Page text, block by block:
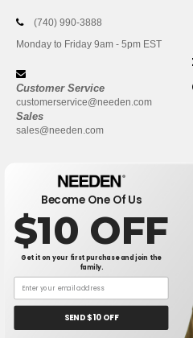
(740) 990-3888
Monday to Friday 9am - 5pm EST
Customer Service
customerservice@needen.com
Sales
sales@needen.com
New York|Phoenix
San Antonio San Diego
Fort Worth|Jacksonville|
Become One Of Us
$10 OFF
Get it on your first purchase and join the
family.
SEND $10 OFF